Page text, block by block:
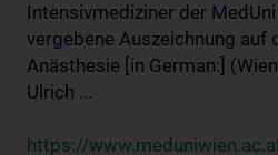
Intensivmediziner der
vergebene Auszeichnung auf
Anästhesie [in German:]
Ulrich ...
https://